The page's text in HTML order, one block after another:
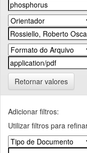
Retornar valores
Adicionar filtros:
Utilizar filtros para